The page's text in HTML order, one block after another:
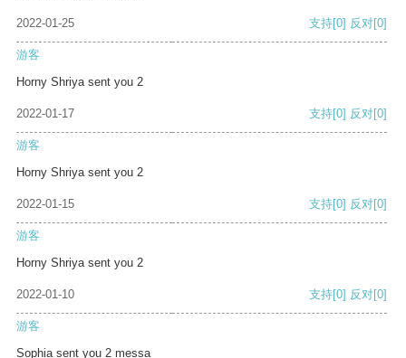
2022-01-25 支持[0] 反对[0]
游客
Horny Shriya sent you 2
2022-01-17 支持[0] 反对[0]
游客
Horny Shriya sent you 2
2022-01-15 支持[0] 反对[0]
游客
Horny Shriya sent you 2
2022-01-10 支持[0] 反对[0]
游客
Sophia sent you 2 messa